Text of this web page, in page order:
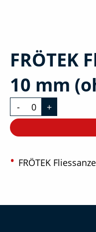
FRÖTEK
10 mm
- +
FRÖTEK